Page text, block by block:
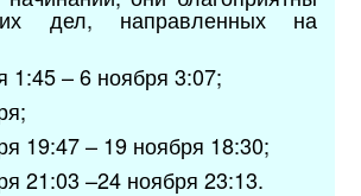
дел, направленных на
1:45 – 6 ноября 3:07;
19:47 – 19 ноября 18:30;
21:03 –24 ноября 23:13.